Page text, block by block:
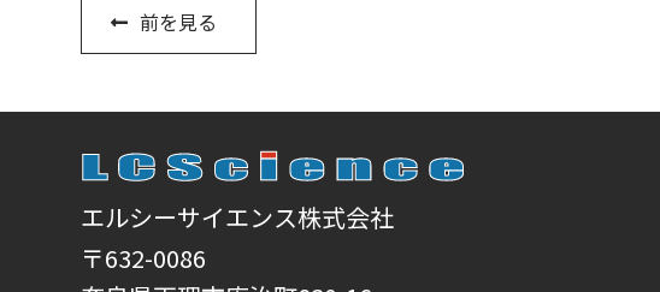
前を見る
エルシーサイエンス株式会社
〒632-0086